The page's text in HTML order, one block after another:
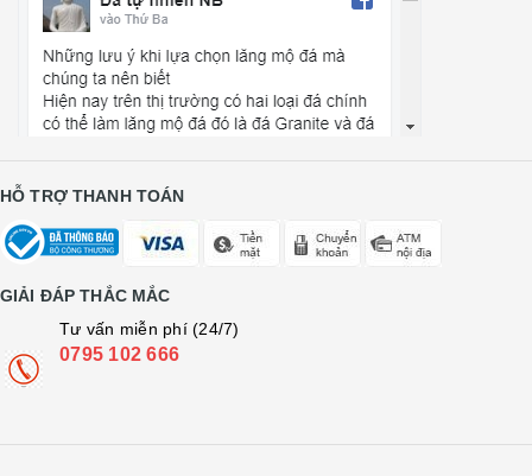
HỖ TRỢ THANH TOÁN
GIẢI ĐÁP THẮC MẮC
Tư vấn miễn phí (24/7)
0795 102 666